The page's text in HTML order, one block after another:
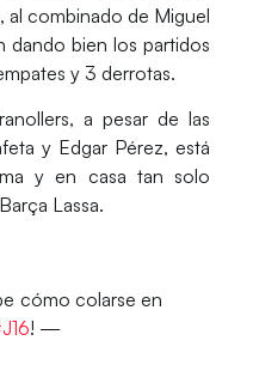
al combinado de Miguel
dando bien los partidos
y 3 derrotas.
, a pesar de las
y Edgar Pérez, está
y en casa tan solo
Lassa.
cómo colarse en
! —